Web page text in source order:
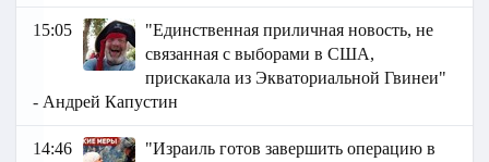
15:05
"Единственная приличная новость, не
связанная с выборами в США,
прискакала из Экваториальной Гвинеи"
- Андрей Капустин
14:46
"Израиль готов завершить операцию в